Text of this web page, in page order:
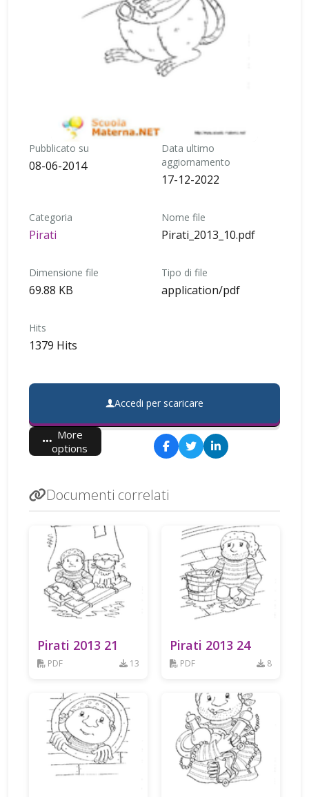
Pubblicato su
08-06-2014
Data ultimo
aggiornamento
17-12-2022
Categoria
Pirati
Nome file
Pirati_2013_10.pdf
Dimensione file
69.88 KB
Tipo di file
application/pdf
Hits
1379 Hits
Accedi per scaricare
More
options
Documenti correlati
Pirati 2013 21
PDF 13
Pirati 2013 24
PDF 8